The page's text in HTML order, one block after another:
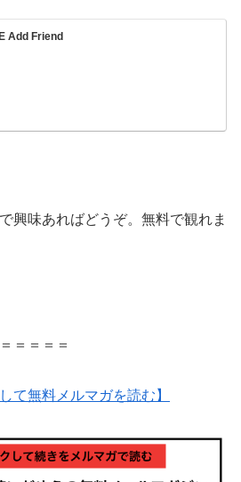
Add Friend
興味あればどうぞ。無料で観れま
＝＝＝＝
て無料メルマガを読む】